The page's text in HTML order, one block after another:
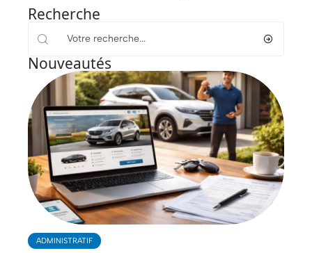
Recherche
Nouveautés
ADMINISTRATIF